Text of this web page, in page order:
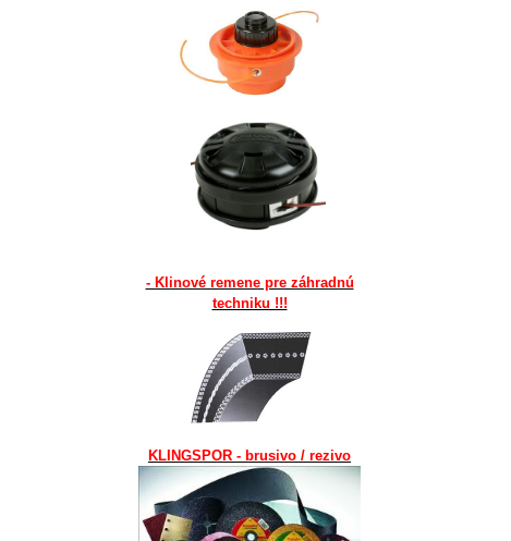
- Klinové remene pre záhradnú
techniku !!!
KLINGSPOR - brusivo / rezivo